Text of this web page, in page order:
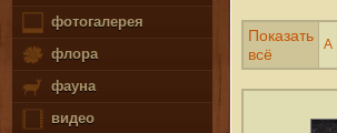
фотогалерея
флора
фауна
видео
Показать
всё
А